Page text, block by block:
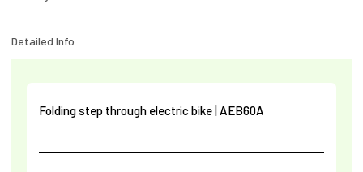
Detailed Info
Folding step through electric bike | AEB60A